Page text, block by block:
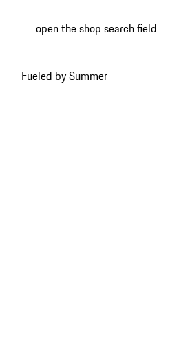
open the shop search field
Fueled by Summer